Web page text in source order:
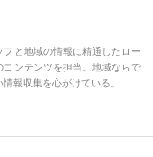
と地域の情報に精通したロー
ンテンツを担当。地域ならで
報収集を心がけている。